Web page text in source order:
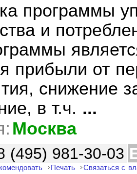
программы
и
прибыли от
снижение
в т.ч. ...
Москва
(495) 981-30-03
Печать Связаться с